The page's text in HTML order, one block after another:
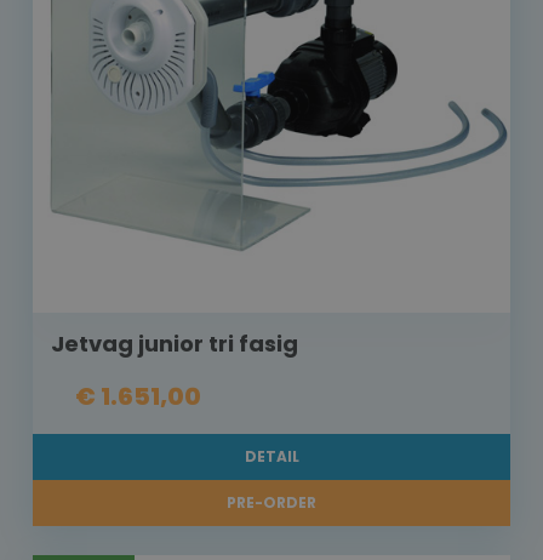
Jetvag junior tri fasig
€ 1.651,00
DETAIL
PRE-ORDER